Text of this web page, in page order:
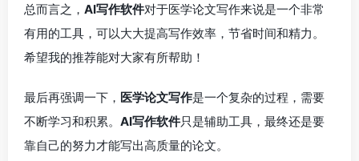
总而言之， AI写作软件对于医学论文写作来说是一个非常
有用的工具，可以大大提高写作效率，节省时间和精力。
希望我的推荐能对大家有所帮助！
最后再强调一下， 医学论文写作是一个复杂的过程，需要
不断学习和积累。 AI写作软件只是辅助工具，最终还是要
靠自己的努力才能写出高质量的论文。